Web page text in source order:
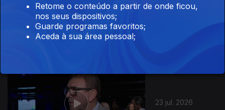
23 jul. 2026
Retome o conteúdo a partir de onde ficou,
nos seus dispositivos;
Guarde programas favoritos;
Aceda à sua área pessoal;